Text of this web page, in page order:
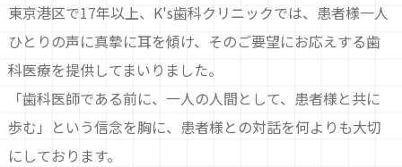
東京港区で17年以上、K's歯科クリニックでは、患者様一人
ひとりの声に真摯に耳を傾け、そのご要望にお応えする歯
科医療を提供してまいりました。
「歯科医師である前に、一人の人間として、患者様と共に
歩む」という信念を胸に、患者様との対話を何よりも大切
にしております。